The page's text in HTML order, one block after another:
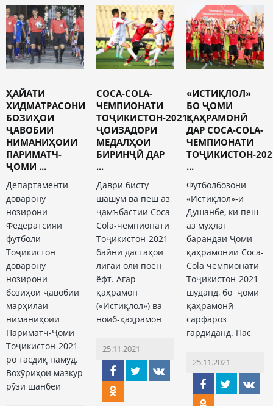
ҲАЙАТИ
ХИДМАТРАСОНИ
БОЗИҲОИ
ҶАВОБИИ
НИМАНИҲОИИ
ПАРИМАТЧ-
ҶОМИ ...
Департаменти
доварону
нозирони
Федератсияи
футболи
Тоҷикистон
доварону
нозирони
бозиҳои ҷавобии
марҳилаи
ниманиҳоии
Париматч-Ҷоми
Тоҷикистон-2021-
ро тасдиқ намуд.
Вохӯриҳои мазкур
рӯзи шанбеи
COCA-COLA-
ЧЕМПИОНАТИ
ТОҶИКИСТОН-2021:
ҶОИЗАДОРИ
МЕДАЛҲОИ
БИРИНҶӢ ДАР
...
Даври бисту
шашум ва пеш аз
ҷамъбастии Coca-
Cola-чемпионати
Тоҷикистон-2021
байни дастаҳои
лигаи олӣ поён
ёфт. Агар
қаҳрамон
(«Истиқлол») ва
ноиб-қаҳрамон
25.11.2021
«ИСТИҚЛОЛ»
БО ҶОМИ
ҚАҲРАМОНӢ
ДАР COCA-COLA-
ЧЕМПИОНАТИ
ТОҶИКИСТОН-
...
Футболбозони
«Истиқлол»-и
Душанбе, ки пеш
аз мӯҳлат
барандаи Ҷоми
қаҳрамонии Coca-
Cola чемпионати
Тоҷикистон-2021
шуданд, бо ҷоми
қаҳрамонӣ
сарфароз
гардиданд. Пас
25.11.2021